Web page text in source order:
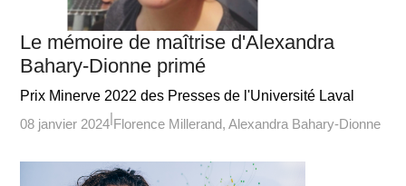
Le mémoire de maîtrise d'Alexandra
Bahary-Dionne primé
Prix Minerve 2022 des Presses de l'Université Laval
08 janvier 2024 Florence Millerand Alexandra Bahary-Dionne